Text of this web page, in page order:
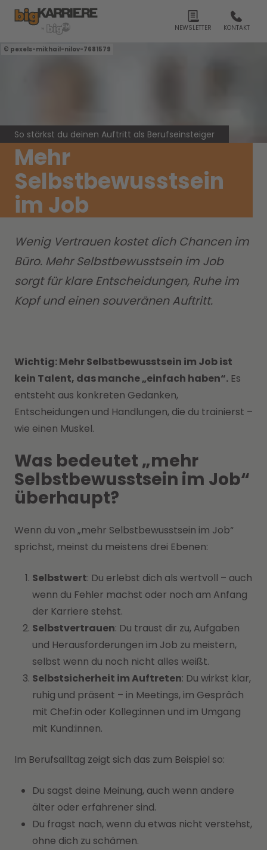
NEWSLETTER KONTAKT
pexels-mikhail-nilov-7681579
So stärkst du deinen Auftritt als Berufseinsteiger
Mehr
Selbstbewusstsein
im Job
Wenig Vertrauen kostet dich Chancen im
Büro. Mehr Selbstbewusstsein im Job
sorgt für klare Entscheidungen, Ruhe im
Kopf und einen souveränen Auftritt.
Wichtig: Mehr Selbstbewusstsein im Job ist
kein Talent, das manche „einfach haben“. Es
entsteht aus konkreten Gedanken,
Entscheidungen und Handlungen, die du trainierst –
wie einen Muskel.
Was bedeutet „mehr
Selbstbewusstsein im Job“
überhaupt?
Wenn du von „mehr Selbstbewusstsein im Job“
sprichst, meinst du meistens drei Ebenen:
Selbstwert: Du erlebst dich als wertvoll – auch
wenn du Fehler machst oder noch am Anfang
der Karriere stehst.
Selbstvertrauen: Du traust dir zu, Aufgaben
und Herausforderungen im Job zu meistern,
selbst wenn du noch nicht alles weißt.
Selbstsicherheit im Auftreten: Du wirkst klar,
ruhig und präsent – in Meetings, im Gespräch
mit Chef:in oder Kolleg:innen und im Umgang
mit Kund:innen.
Im Berufsalltag zeigt sich das zum Beispiel so:
Du sagst deine Meinung, auch wenn andere
älter oder erfahrener sind.
Du fragst nach, wenn du etwas nicht verstehst,
ohne dich zu schämen.